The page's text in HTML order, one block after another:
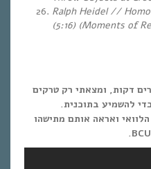
Ralph Heidel //
(5:16)(Moments of
דקות, ומצאתי רק טרקים
להשמיע בתוכנית.
ואראה אותם מתישהו